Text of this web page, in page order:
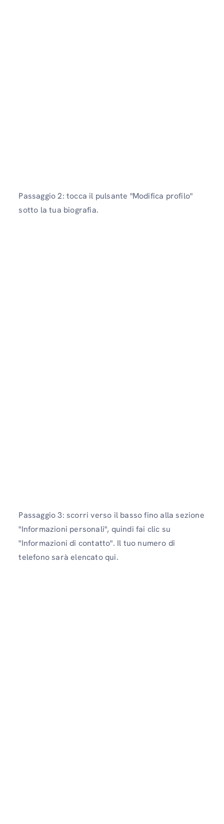
Passaggio 2: tocca il pulsante "Modifica profilo"
sotto la tua biografia.
Passaggio 3: scorri verso il basso fino alla sezione
"Informazioni personali", quindi fai clic su
"Informazioni di contatto". Il tuo numero di
telefono sarà elencato qui.